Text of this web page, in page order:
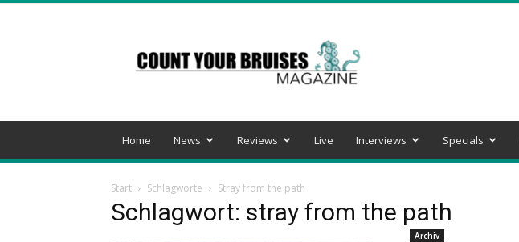
Your
Bruises
Magazine
Home News Reviews Live Interviews Specials
Start Schlagworte Stray from the path
Schlagwort: stray from the path
Archiv